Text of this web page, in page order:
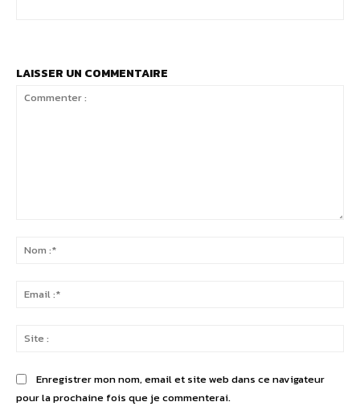
LAISSER UN COMMENTAIRE
Enregistrer mon nom, email et site web dans ce navigateur
pour la prochaine fois que je commenterai.